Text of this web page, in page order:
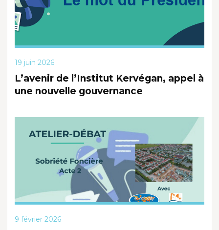
19 juin 2026
L’avenir de l’Institut Kervégan, appel à
une nouvelle gouvernance
9 février 2026